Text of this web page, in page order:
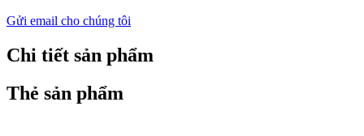
Gửi email cho chúng tôi
Chi tiết sản phẩm
Thẻ sản phẩm